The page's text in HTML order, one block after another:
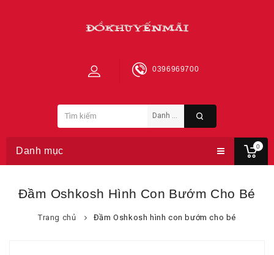
0
0396969700
Danh mục
Đầm Oshkosh Hình Con Bướm Cho Bé
Trang chủ Đầm Oshkosh hình con bướm cho bé